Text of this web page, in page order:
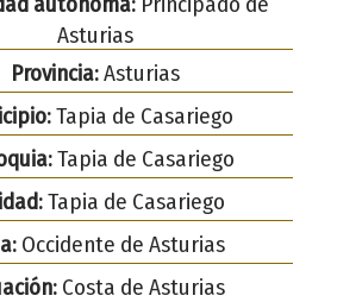
Asturias
Provincia:Asturias
Tapia de Casariego
Tapia de Casariego
Tapia de Casariego
Occidente de Asturias
Costa de Asturias